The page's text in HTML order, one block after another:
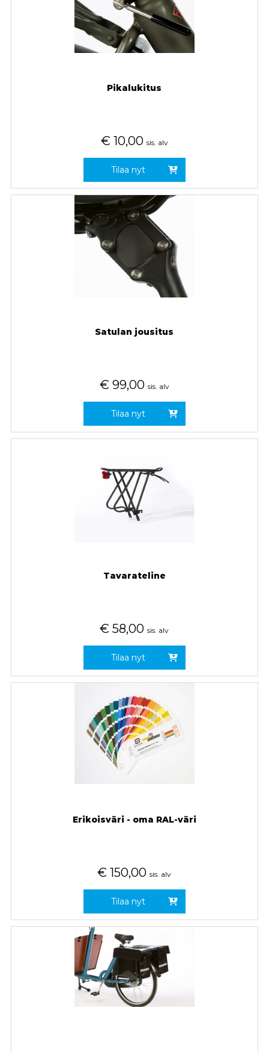
Pikalukitus
€ 10,00 sis. alv
Tilaa nyt
Satulan jousitus
€ 99,00 sis. alv
Tilaa nyt
Tavarateline
€ 58,00 sis. alv
Tilaa nyt
Erikoisväri - oma RAL-väri
€ 150,00 sis. alv
Tilaa nyt